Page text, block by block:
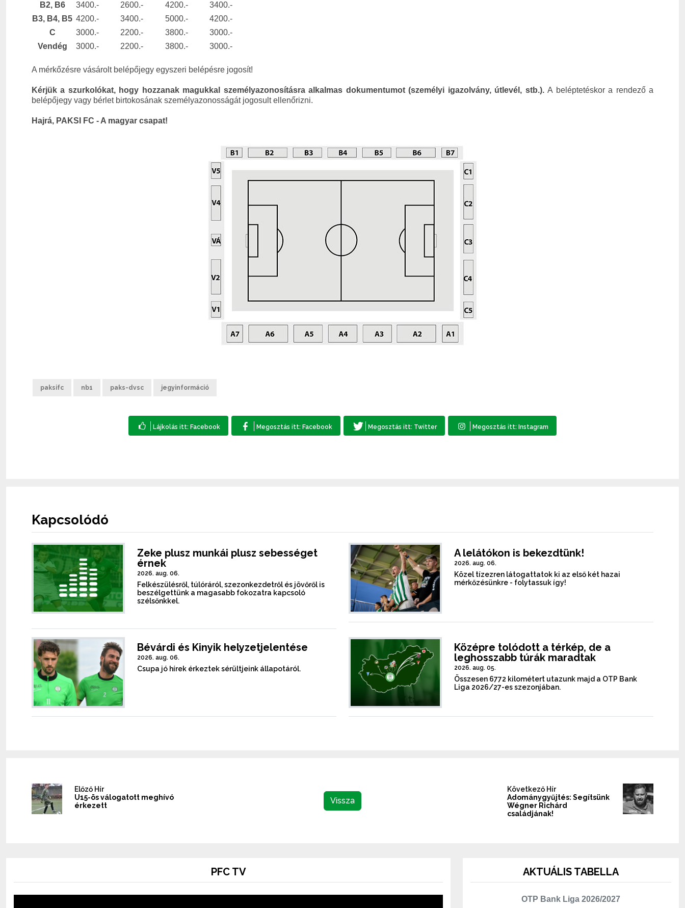
B2, B6
3400.- 2600.- 4200.-
3400.-
B3, B4, B5 4200.- 3400.- 5000.-
4200.-
C
3000.- 2200.- 3800.-
3000.-
Vendég
3000.- 2200.- 3800.- 3000.-
A mérkőzésre vásárolt belépőjegy egyszeri belépésre jogosít!
Kérjük a szurkolókat, hogy hozzanak magukkal személyazonosításra alkalmas dokumentumot (személyi igazolvány, útlevél, stb.). A beléptetéskor a rendező a
belépőjegy vagy bérlet birtokosának személyazonosságát jogosult ellenőrizni.
Hajrá, PAKSI FC - A magyar csapat!
paksifc nb1 paks-dvsc jegyinformáció
Kapcsolódó
Zeke plusz munkái plusz sebességet
érnek
2026. aug. 06.
Felkészülésről, túlóráról, szezonkezdetről és jövőről is
beszélgettünk a magasabb fokozatra kapcsoló
szélsőnkkel.
A lelátókon is bekezdtünk!
2026. aug. 06.
Közel tízezren látogattatok ki az első két hazai
mérkőzésünkre - folytassuk így!
Bévárdi és Kinyik helyzetjelentése
2026. aug. 06.
Csupa jó hírek érkeztek sérültjeink állapotáról.
Középre tolódott a térkép, de a
leghosszabb túrák maradtak
2026. aug. 05.
Összesen 6772 kilométert utazunk majd a OTP Bank
Liga 2026/27-es szezonjában.
Előző Hír
U15-ös válogatott meghívó
érkezett
Vissza
Következő Hír
Adománygyűjtés: Segítsünk
Wégner Richárd
családjának!
PFC TV AKTUÁLIS TABELLA
OTP Bank Liga 2026/2027